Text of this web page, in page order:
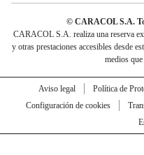
© CARACOL S.A.
CARACOL S.A. realiza una reserva
y otras prestaciones accesibles desde
medios
Aviso legal Política de
Configuración de cookies